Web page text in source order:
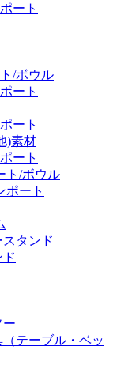
ート
/ボウル
ート
ート
)素材
ート
ト/ボウル
ート
タンド
ー
テーブル・ベッ